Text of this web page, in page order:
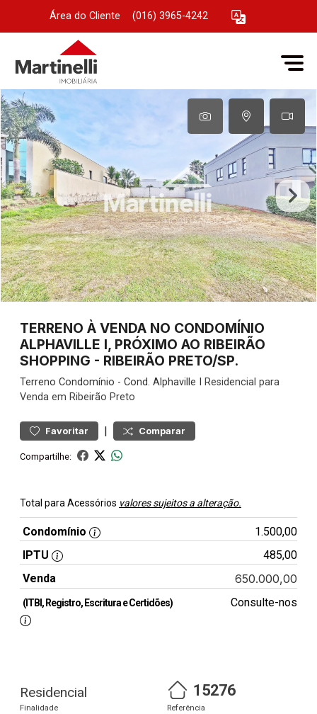
Área do Cliente (016) 3965-4242
TERRENO À VENDA NO CONDOMÍNIO
ALPHAVILLE I, PRÓXIMO AO RIBEIRÃO
SHOPPING - RIBEIRÃO PRETO/SP.
Terreno Condomínio - Cond. Alphaville I
Residencial para
Venda em Ribeirão Preto
Favoritar | Comparar
Compartilhe:
Total para Acessórios valores sujeitos a alteração.
Condomínio
1.500,00
IPTU
485,00
Venda
650.000,00
(ITBI, Registro, Escritura e Certidões) Consulte-nos
Residencial
Finalidade
15276
Referência